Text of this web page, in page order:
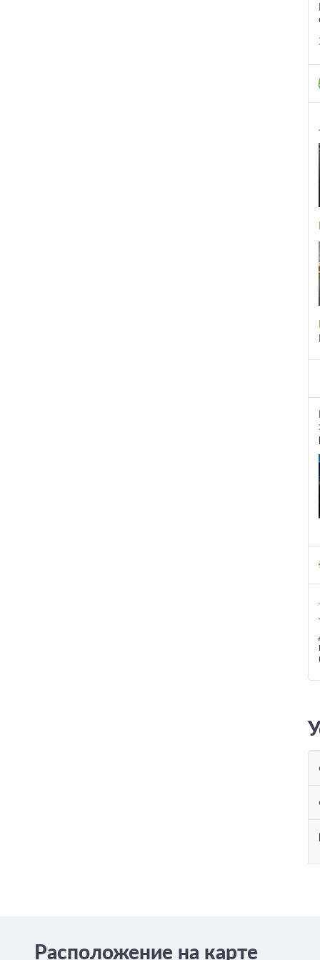
Расположение на карте